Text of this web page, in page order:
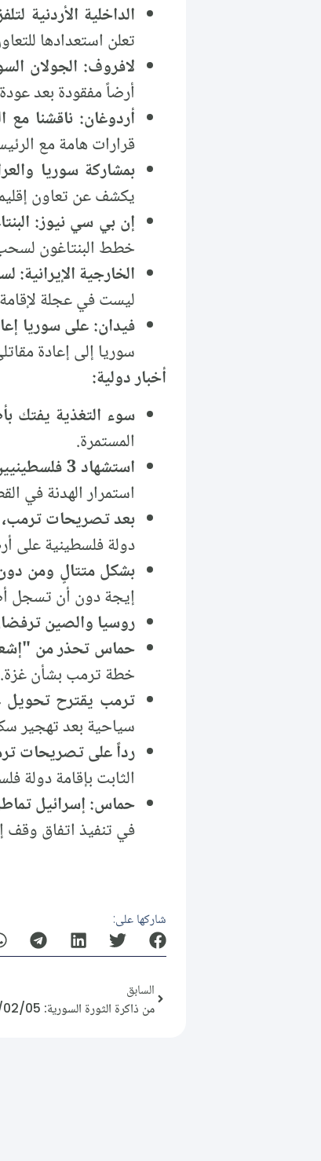
الداخلية الأردنية
تعلن استعدادها
لافروف: الجولان
أرضاً مفقودة بعد
أردوغان: ناقشنا
قرارات هامة مع
بمشاركة سوريا
يكشف عن تعاون
إن بي سي نيوز:
خطط البنتاغون
الخارجية
ليست في عجلة
فيدان: على سوريا
سوريا إلى إعادة
أخبار دولية:
سوء التغذية يفتك
المستمرة.
استشهاد 3 فلسطينيين في رفح جنوبي قطاع غزة وسط استمرار الهدنة
استمرار الهدنة في
بعد تصريحات ترمب،
دولة فلسطينية
بشكل متتالٍ ومن دون أضرار.. 3 هزات أرضية
إيجة دون أن تسجل
روسيا والصين
حماس تحذر من
خطة ترمب بشأن غزة.
ترمب يقترح تحويل
سياحية بعد تهجير
رداً على تصريحات
الثابت بإقامة
حماس: إسرائيل
في تنفيذ اتفاق وقف
شاركها على:
السابق
من ذاكرة الثورة السورية: 2013/02/05